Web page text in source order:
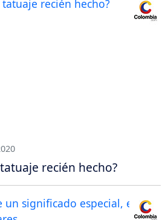
recién hecho?